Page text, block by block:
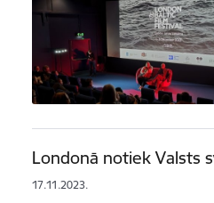
Londonā notiek Valsts
17.11.2023.